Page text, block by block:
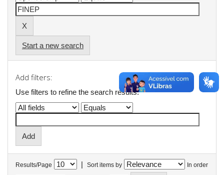
Start a new search
Add filters:
Use filters to refine the search results.
Results/Page | Sort items by In order